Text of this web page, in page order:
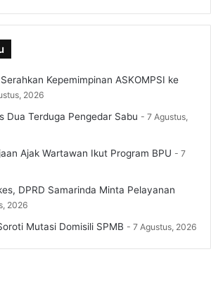
Kepemimpinan ASKOMPSI ke
2026
Dua Terduga Pengedar Sabu
7 Agustus,
Ajak Wartawan Ikut Program BPU
7
DPRD Samarinda Minta Pelayanan
2026
Mutasi Domisili SPMB 7 Agustus, 2026